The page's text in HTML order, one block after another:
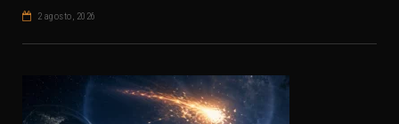
2 agosto, 2026